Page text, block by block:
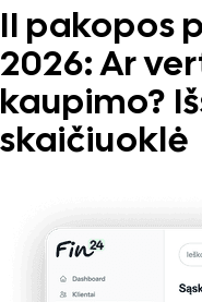
II pakopos
2026: Ar
kaupimo?
skaičiuoklė